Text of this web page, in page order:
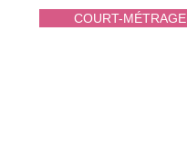
COURT-MÉTRAGE